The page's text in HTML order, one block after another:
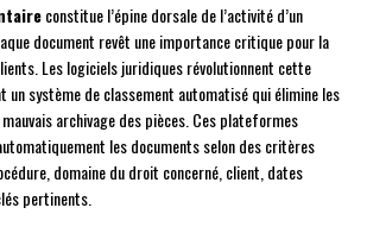
constitue l’épine dorsale de l’activité d’un
document revêt une importance critique pour la
Les logiciels juridiques révolutionnent cette
un système de classement automatisé qui élimine les
archivage des pièces. Ces plateformes
les documents selon des critères
domaine du droit concerné, client, dates
pertinents.